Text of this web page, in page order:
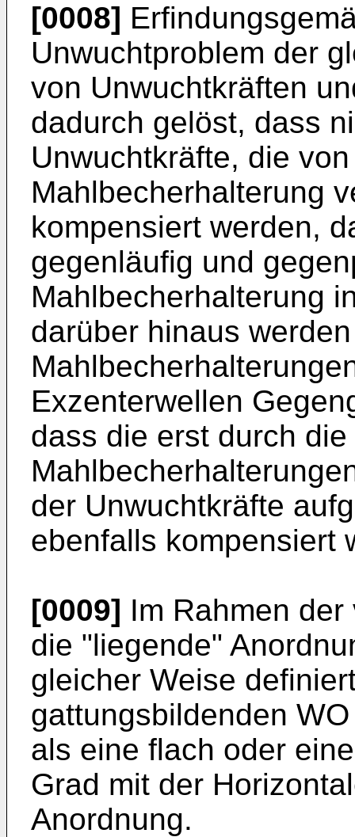
[0008]
Unwuchtproblem der
von Unwuchtkräften
dadurch gelöst, dass
Unwuchtkräfte, die
Mahlbecherhalterung
kompensiert werden,
gegenläufig und
Mahlbecherhalterung
darüber hinaus
Exzenterwellen
dass die erst durch
der Unwuchtkräfte
ebenfalls kompensiert
[0009] Im Rahmen
die "liegende"
gleicher Weise
gattungsbildenden
als eine flach oder
Grad mit der
Anordnung.